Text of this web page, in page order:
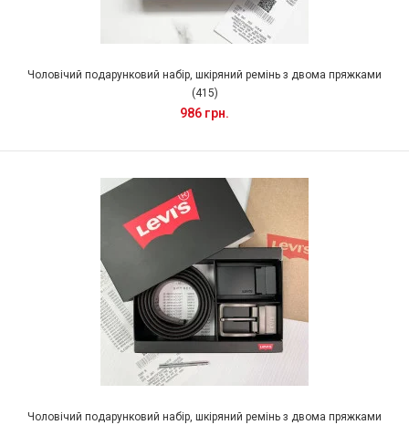
Чоловічий подарунковий набір, шкіряний ремінь з двома пряжками
(415)
986 грн.
Чоловічий подарунковий набір, шкіряний ремінь з двома пряжками